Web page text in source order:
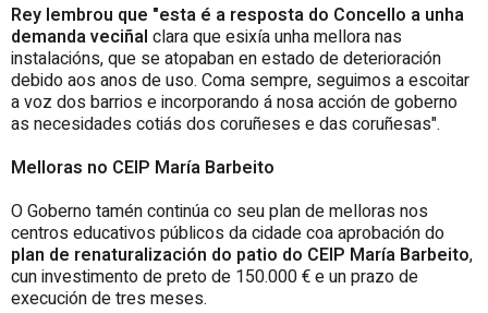
Rey lembrou que "esta é a resposta do Concello a unha
demanda veciñal clara que esixía unha mellora nas
instalacións, que se atopaban en estado de deterioración
debido aos anos de uso. Coma sempre, seguimos a escoitar
a voz dos barrios e incorporando á nosa acción de goberno
as necesidades cotiás dos coruñeses e das coruñesas".
Melloras no CEIP María Barbeito
O Goberno tamén continúa co seu plan de melloras nos
centros educativos públicos da cidade coa aprobación do
plan de renaturalización do patio do CEIP María Barbeito,
cun investimento de preto de 150.000 € e un prazo de
execución de tres meses.